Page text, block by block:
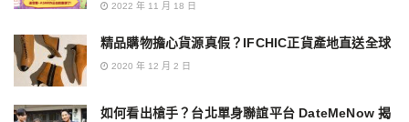
2022 年 11 月 18 日
精品購物擔心貨源真假？IFCHIC正貨產地直送全球
2020 年 12 月 2 日
如何看出槍手？台北單身聯誼平台 DateMeNow 揭